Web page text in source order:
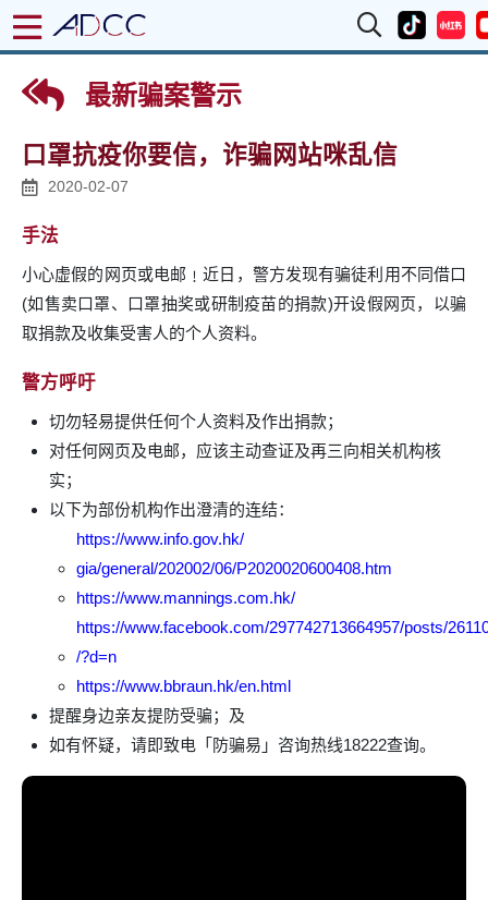
最新骗案警示
口罩抗疫你要信，诈骗网站咪乱信
2020-02-07
手法
小心虚假的网页或电邮﹗近日，警方发现有骗徒利用不同借口
(如售卖口罩、口罩抽奖或研制疫苗的捐款)开设假网页，以骗
取捐款及收集受害人的个人资料。
警方呼吁
切勿轻易提供任何个人资料及作出捐款；
对任何网页及电邮，应该主动查证及再三向相关机构核
实；
以下为部份机构作出澄清的连结：
https://www.info.gov.hk/
gia/general/202002/06/P2020020600408.htm
https://www.mannings.com.hk/
https://www.facebook.com/297742713664957/posts/
/?d=n
https://www.bbraun.hk/en.html
提醒身边亲友提防受骗；及
如有怀疑，请即致电「防骗易」咨询热线18222查询。